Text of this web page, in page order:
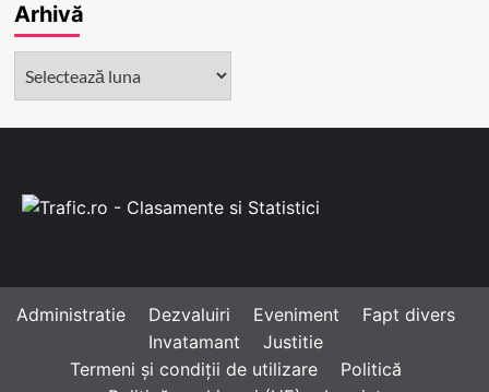
Arhivă
Administratie Dezvaluiri Eveniment
Fapt divers
Invatamant
Justitie
Termeni și condiții de utilizare
Politică